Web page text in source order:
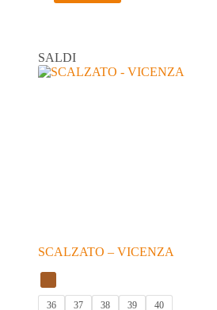
opzioni
possono
SALDI
SCALZATO – VICENZA
36 37 38 39 40